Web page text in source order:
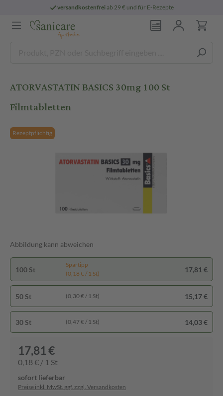
versandkostenfreiab 29 € und für E-Rezepte
ATORVASTATIN BASICS 30mg 100 St
Filmtabletten
Rezeptpflichtig
Abbildung kann abweichen
100 St
Spartipp
(0,18 € / 1 St)
17,81 €
50 St (0,30 € / 1 St) 15,17 €
30 St (0,47 € / 1 St) 14,03 €
17,81 €
0,18 € / 1 St
sofort lieferbar
Preise inkl. MwSt. ggf. zzgl. Versandkosten